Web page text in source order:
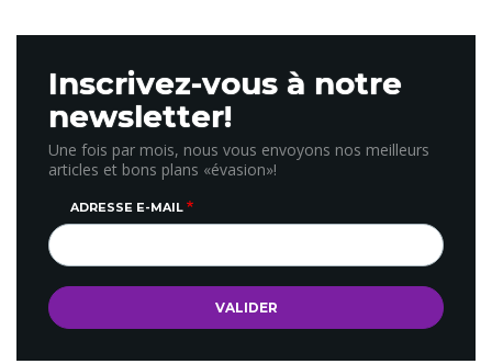
Inscrivez-vous à notre
newsletter!
Une fois par mois, nous vous envoyons nos meilleurs
articles et bons plans «évasion»!
ADRESSE E-MAIL